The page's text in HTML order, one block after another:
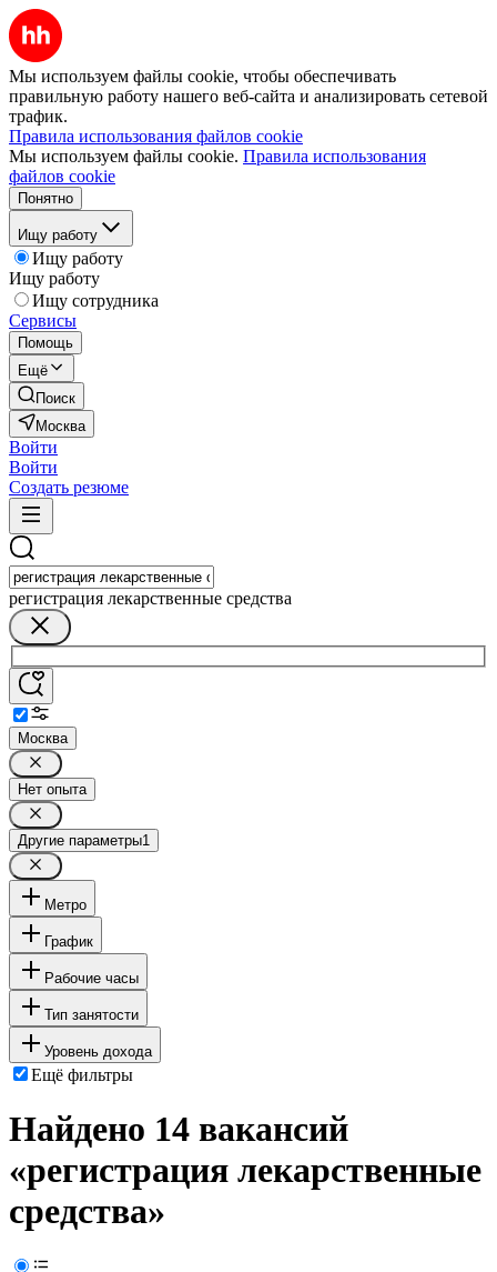
Мы используем файлы cookie, чтобы обеспечивать
правильную работу нашего веб-сайта и анализировать сетевой
трафик.
Правила использования файлов cookie
Мы используем файлы cookie. Правила использования
файлов cookie
Понятно
Ищу работу
Ищу работу
Ищу работу
Ищу сотрудника
Сервисы
Помощь
Ещё
Поиск
Москва
Войти
Войти
Создать резюме
регистрация лекарственные средства
Москва
Нет опыта
Другие параметры1
Метро
График
Рабочие часы
Тип занятости
Уровень дохода
Ещё фильтры
Найдено 14 вакансий
«регистрация лекарственные
средства»